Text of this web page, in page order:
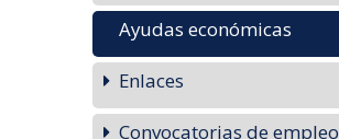
Ayudas económicas
Enlaces
Convocatorias de empleo